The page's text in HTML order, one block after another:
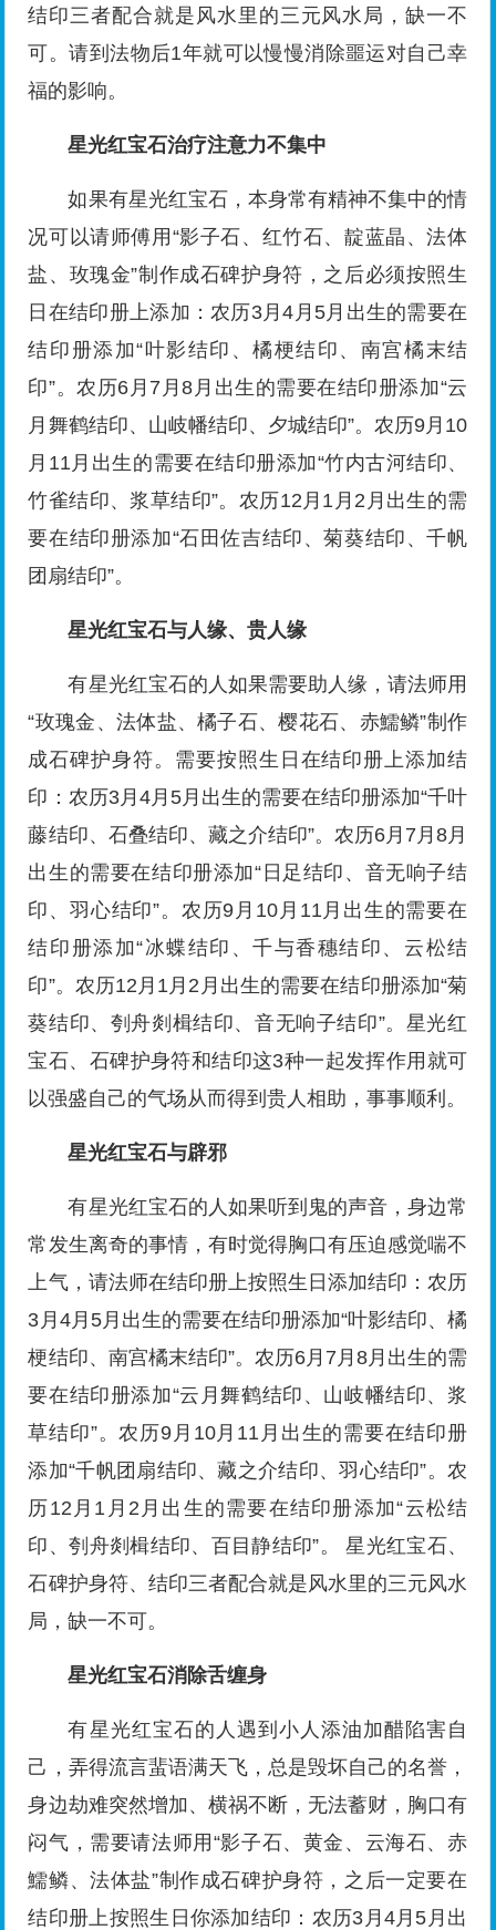
结印三者配合就是风水里的三元风水局，缺一不
可。请到法物后1年就可以慢慢消除噩运对自己幸
福的影响。
星光红宝石治疗注意力不集中
如果有星光红宝石，本身常有精神不集中的情
况可以请师傅用“影子石、红竹石、靛蓝晶、法体
盐、玫瑰金”制作成石碑护身符，之后必须按照生
日在结印册上添加：农历3月4月5月出生的需要在
结印册添加“叶影结印、橘梗结印、南宫橘末结
印”。农历6月7月8月出生的需要在结印册添加“云
月舞鹤结印、山岐幡结印、夕城结印”。农历9月10
月11月出生的需要在结印册添加“竹内古河结印、
竹雀结印、浆草结印”。农历12月1月2月出生的需
要在结印册添加“石田佐吉结印、菊葵结印、千帆
团扇结印”。
星光红宝石与人缘、贵人缘
有星光红宝石的人如果需要助人缘，请法师用
“玫瑰金、法体盐、橘子石、樱花石、赤鱬鳞”制作
成石碑护身符。需要按照生日在结印册上添加结
印：农历3月4月5月出生的需要在结印册添加“千叶
藤结印、石叠结印、藏之介结印”。农历6月7月8月
出生的需要在结印册添加“日足结印、音无响子结
印、羽心结印”。农历9月10月11月出生的需要在
结印册添加“冰蝶结印、千与香穗结印、云松结
印”。农历12月1月2月出生的需要在结印册添加“菊
葵结印、刳舟剡楫结印、音无响子结印”。星光红
宝石、石碑护身符和结印这3种一起发挥作用就可
以强盛自己的气场从而得到贵人相助，事事顺利。
星光红宝石与辟邪
有星光红宝石的人如果听到鬼的声音，身边常
常发生离奇的事情，有时觉得胸口有压迫感觉喘不
上气，请法师在结印册上按照生日添加结印：农历
3月4月5月出生的需要在结印册添加“叶影结印、橘
梗结印、南宫橘末结印”。农历6月7月8月出生的需
要在结印册添加“云月舞鹤结印、山岐幡结印、浆
草结印”。农历9月10月11月出生的需要在结印册
添加“千帆团扇结印、藏之介结印、羽心结印”。农
历12月1月2月出生的需要在结印册添加“云松结
印、刳舟剡楫结印、百目静结印”。 星光红宝石、
石碑护身符、结印三者配合就是风水里的三元风水
局，缺一不可。
星光红宝石消除舌缠身
有星光红宝石的人遇到小人添油加醋陷害自
己，弄得流言蜚语满天飞，总是毁坏自己的名誉，
身边劫难突然增加、横祸不断，无法蓄财，胸口有
闷气，需要请法师用“影子石、黄金、云海石、赤
鱬鳞、法体盐”制作成石碑护身符，之后一定要在
结印册上按照生日你添加结印：农历3月4月5月出